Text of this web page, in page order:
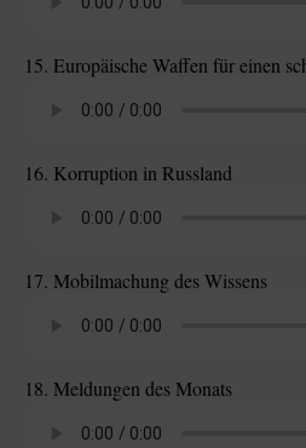
15. Europäische Waffen für einen
16. Korruption in Russland
17. Mobilmachung des Wissens
18. Meldungen des Monats